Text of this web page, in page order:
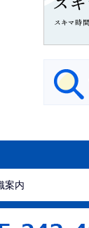
ナ
ゲ
案内